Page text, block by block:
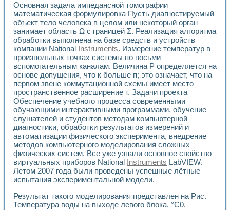
Основная задача импедансной томографии
математическая формулировка Пусть диагностируемый
объект тело человека в целом или некоторый орган
занимает область Ω с границей Σ. Реализация алгоритма
обработки выполнена на базе средств и устройств
компании National Instruments. Измерение температур в
произвольных точках системы по восьми
вспомогательным каналам. Величина Р определяется на
основе допущения, что к больше п; это означает, что на
первом звене коммутационной схемы имеет место
пространственное расширение т. Задачи проекта
Обеспечение учебного процесса современными
обучающими интерактивными программами, обучение
слушателей и студентов методам компьютерной
диагностики, обработки результатов измерений и
автоматизации физического эксперимента, внедрение
методов компьютерного моделирования сложных
физических систем. Все уже узнали основное свойство
виртуальных приборов National Instruments LabVIEW.
Летом 2007 года были проведены успешные лётные
испытания экспериментальной модели.
Результат такого моделирования представлен на Рис.
Температура воды на выходе левого блока, °С0.